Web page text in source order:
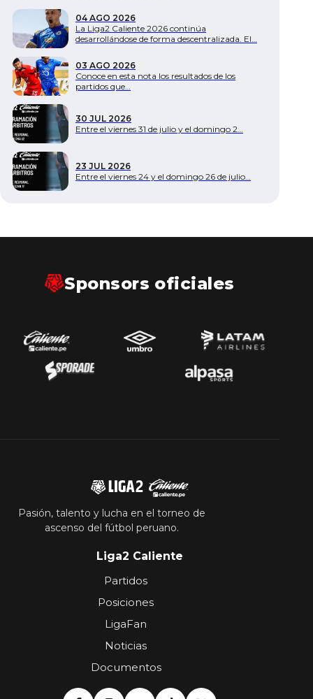
04 AGO 2026
La Liga2 Caliente 2026 continúa
desarrollándose de forma descentralizada. El…
03 AGO 2026
Conoce en esta nota los resultados de los
partidos que…
30 JUL 2026
Entre el viernes 31 de julio y el domingo 2…
23 JUL 2026
Entre el viernes 24 y el domingo 26 de julio…
Sponsors oficiales
Pasión, talento y lucha en el torneo de
ascenso del fútbol peruano.
Liga2 Caliente
Partidos
Posiciones
LigaFan
Noticias
Documentos